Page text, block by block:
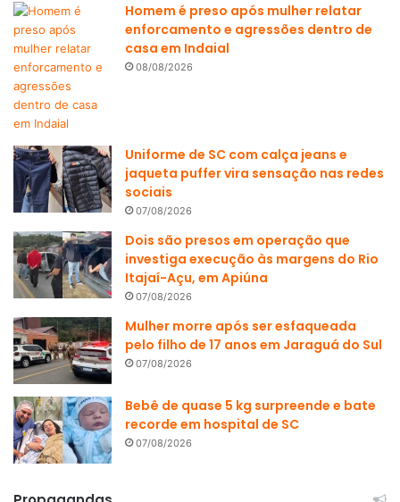
Homem é preso após mulher relatar
enforcamento e agressões dentro de
casa em Indaial
08/08/2026
Uniforme de SC com calça jeans e
jaqueta puffer vira sensação nas redes
sociais
07/08/2026
Dois são presos em operação que
investiga execução às margens do Rio
Itajaí-Açu, em Apiúna
07/08/2026
Mulher morre após ser esfaqueada
pelo filho de 17 anos em Jaraguá do Sul
07/08/2026
Bebê de quase 5 kg surpreende e bate
recorde em hospital de SC
07/08/2026